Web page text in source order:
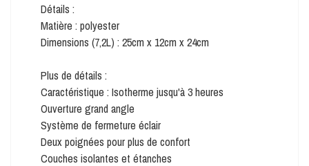
Détails :
Matière : polyester
Dimensions (7,2L) : 25cm x 12cm x 24cm
Plus de détails :
Caractéristique : Isotherme jusqu'à 3 heures
Ouverture grand angle
Système de fermeture éclair
Deux poignées pour plus de confort
Couches isolantes et étanches